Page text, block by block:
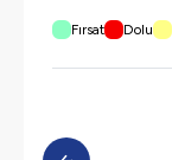
Fırsat Dolu